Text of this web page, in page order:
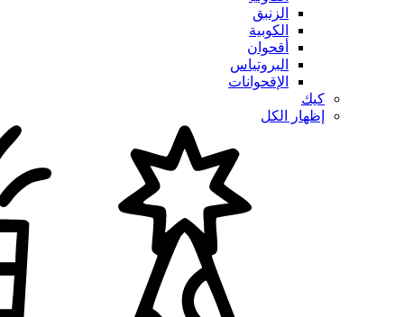
الزنبق
الكوبية
أقحوان
البروتياس
الإقحوانات
كيك
إظهار الكل